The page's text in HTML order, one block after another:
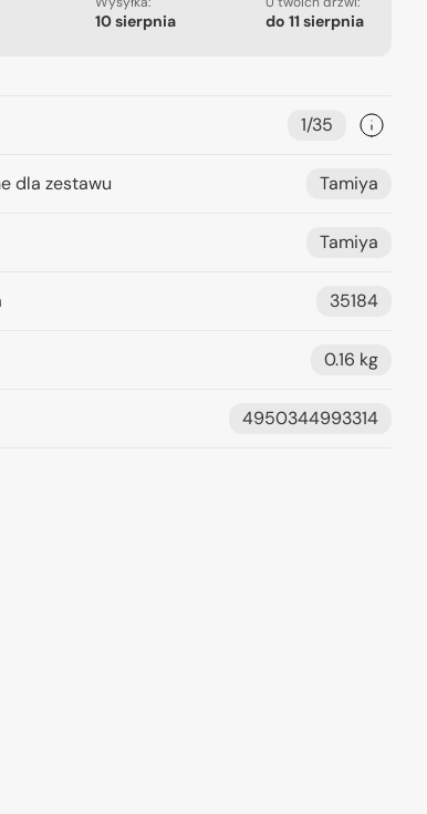
10 sierpnia do 11 sierpnia
1/35
dla zestawu Tamiya
Tamiya
35184
0.16 kg
4950344993314